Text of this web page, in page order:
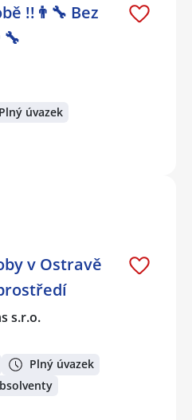
!!👨‍🔧 Bez
Plný úvazek
v Ostravě
s.r.o.
Plný úvazek